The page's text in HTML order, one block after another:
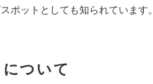
ポットとしても知られています。
ついて